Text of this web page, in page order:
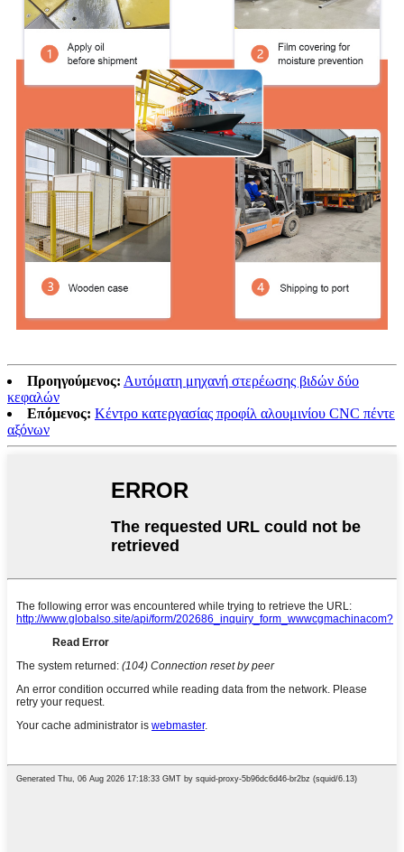
Προηγούμενος: Αυτόματη μηχανή στερέωσης βιδών δύο
κεφαλών
Επόμενος: Κέντρο κατεργασίας προφίλ αλουμινίου CNC πέντε
αξόνων